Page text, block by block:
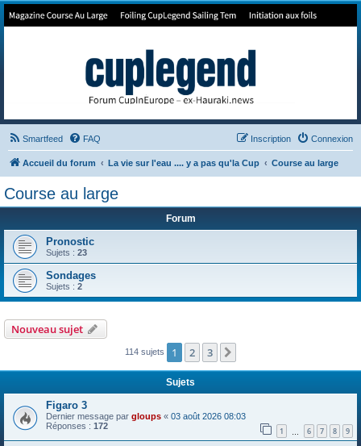
Forum de Cup In Europe
Smartfeed FAQ Connexion
Inscription
Accueil du forum La vie sur l'eau .... y a pas qu'la Cup Course au large
Course au large
Forum
Pronostic
Sujets : 23
Sondages
Sujets : 2
Nouveau sujet
114 sujets 1 2 3
Sujets
Figaro 3
Dernier message par gloups « 03 août 2026 08:03
Réponses : 172 1 6 7 8 9